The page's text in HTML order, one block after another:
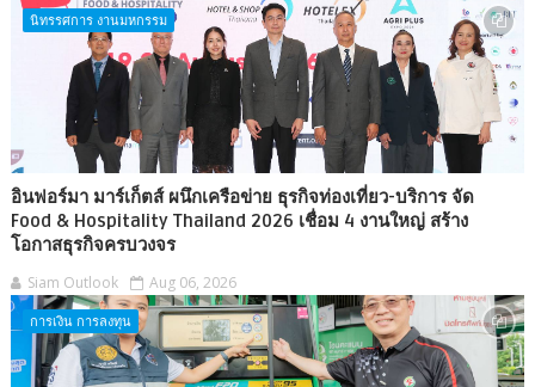
นิทรรศการ งานมหกรรม
อินฟอร์มา มาร์เก็ตส์ ผนึกเครือข่าย ธุรกิจท่องเที่ยว-บริการ จัด
Food & Hospitality Thailand 2026 เชื่อม 4 งานใหญ่ สร้าง
โอกาสธุรกิจครบวงจร
Siam Outlook Aug 06, 2026
การเงิน การลงทุน